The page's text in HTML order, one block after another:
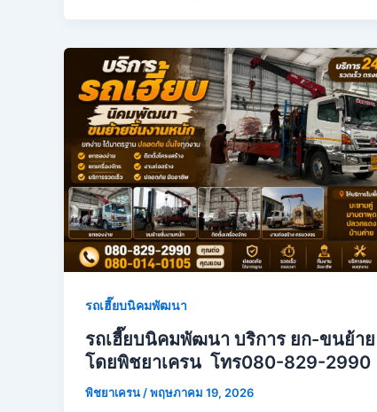
รถเฮี๊ยบนิคมพัฒนา
รถเฮี๊ยบนิคมพัฒนา บริการ ยก-ขนย้าย
โดยพิชยาเครน โทร080-829-2990
พิชยาเครน /พฤษภาคม 19, 2026